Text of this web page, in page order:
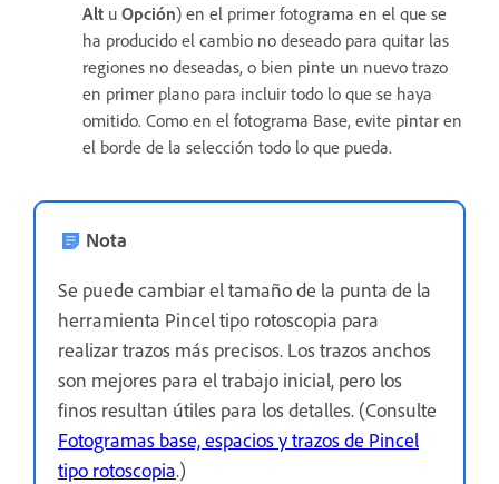
Alt u Opción) en el primer fotograma en el que se
ha producido el cambio no deseado para quitar las
regiones no deseadas, o bien pinte un nuevo trazo
en primer plano para incluir todo lo que se haya
omitido. Como en el fotograma Base, evite pintar en
el borde de la selección todo lo que pueda.
Nota
Se puede cambiar el tamaño de la punta de la
herramienta Pincel tipo rotoscopia para
realizar trazos más precisos. Los trazos anchos
son mejores para el trabajo inicial, pero los
finos resultan útiles para los detalles. (Consulte
Fotogramas base, espacios y trazos de Pincel
tipo rotoscopia.)